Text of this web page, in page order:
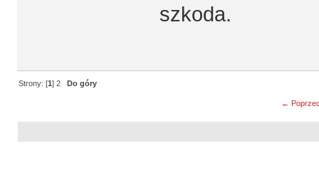
szkoda.
Strony: [1]2 Do góry
←